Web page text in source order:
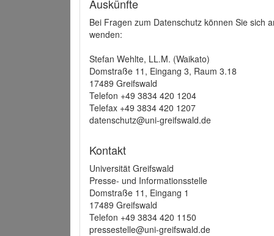
Auskünfte
Bei Fragen zum Datenschutz können Sie sich
wenden:
Stefan Wehlte, LL.M. (Waikato)
Domstraße 11, Eingang 3, Raum 3.18
17489 Greifswald
Telefon +49 3834 420 1204
Telefax +49 3834 420 1207
datenschutz@uni-greifswald.de
Kontakt
Universität Greifswald
Presse- und Informationsstelle
Domstraße 11, Eingang 1
17489 Greifswald
Telefon +49 3834 420 1150
pressestelle@uni-greifswald.de